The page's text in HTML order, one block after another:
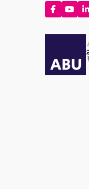
Ga
naar
Facebook
Ga
naar
Ga